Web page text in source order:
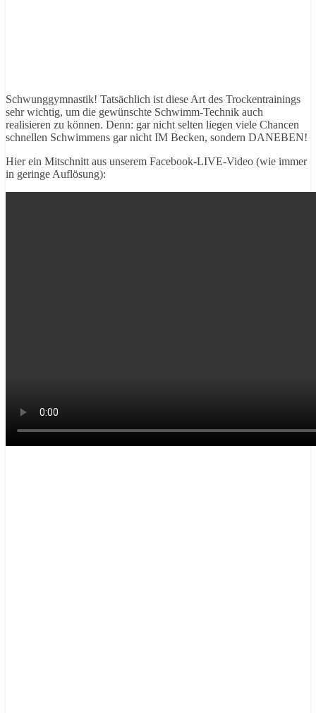
Schwunggymnastik! Tatsächlich ist diese Art des Trockentrainings
sehr wichtig, um die gewünschte Schwimm-Technik auch
realisieren zu können. Denn: gar nicht selten liegen viele Chancen
schnellen Schwimmens gar nicht IM Becken, sondern DANEBEN!
Hier ein Mitschnitt aus unserem Facebook-LIVE-Video (wie immer
in geringe Auflösung):